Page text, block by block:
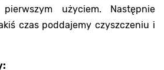
użyciem. Następnie
czas poddajemy czyszczeniu i